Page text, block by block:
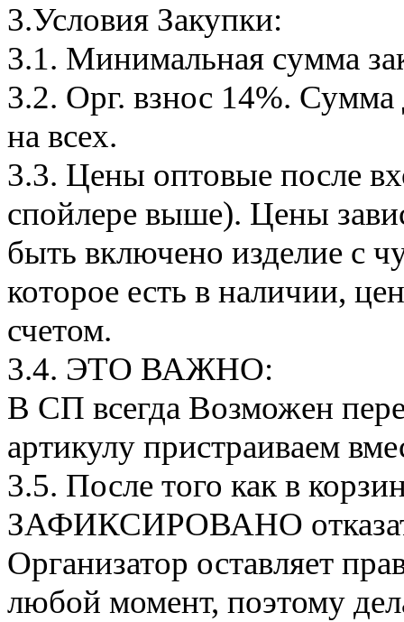
3.Условия Закупки:
3.1. Минимальная сумма
3.2. Орг. взнос 14%. Сумма
на всех.
3.3. Цены оптовые после
спойлере выше). Цены
быть включено изделие с
которое есть в наличии,
счетом.
3.4. ЭТО ВАЖНО:
В СП всегда Возможен
артикулу пристраиваем
3.5. После того как в
ЗАФИКСИРОВАНО
Организатор оставляет
любой момент, поэтому